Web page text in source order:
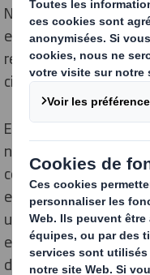
Nous concentrons
entreprise afin de
réduire vos coûts,
circularité.
En mettant en œuvre
nos équipes
collaboration avec
emballages qui
une augmentation
et une limitation des
développement